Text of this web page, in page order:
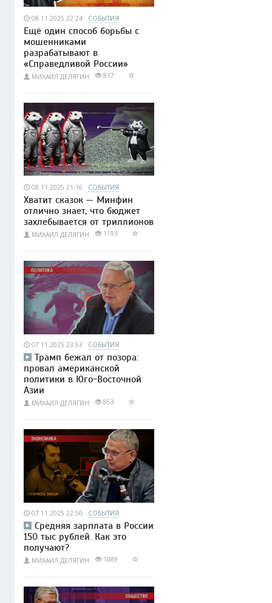
08.11.2025 22:24 СОБЫТИЯ
Ещё один способ борьбы с
мошенниками
разрабатывают в
«Справедливой России»
МИХАИЛ ДЕЛЯГИН 817
08.11.2025 21:16 СОБЫТИЯ
Хватит сказок — Минфин
отлично знает, что бюджет
захлебывается от триллионов
МИХАИЛ ДЕЛЯГИН 1193
07.11.2025 23:53 СОБЫТИЯ
Трамп бежал от позора:
провал американской
политики в Юго-Восточной
Азии
МИХАИЛ ДЕЛЯГИН 853
07.11.2025 22:50 СОБЫТИЯ
Средняя зарплата в России
150 тыс рублей. Как это
получают?
МИХАИЛ ДЕЛЯГИН 1089